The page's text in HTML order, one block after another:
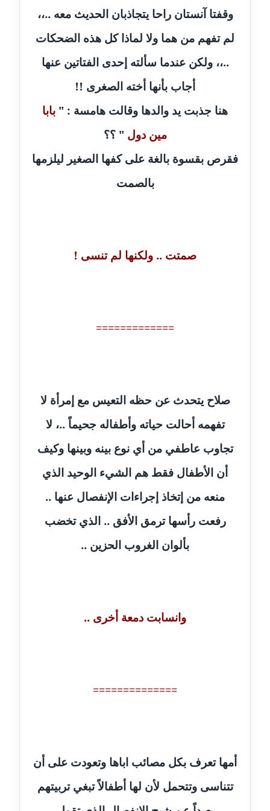
عاملة
مدونة اشرف النجار
مدونة السيده فوزي
مدونة آمال صالح
مدونة أماني عز الدين
مدونة أمل درويش
مدونة أمل زيادة
عاملة
عاملة
مدونة أمل منشاوي
موقوف
مدونة أميرة رفعت
مدونة آيات القاضي
عاملة
وقفتا آنستان راحا يتجاذبان الحديث معه ..،،
لم تفهم من هما ولا لماذا كل هذه الضحكات
..،، ولكن عندما سألته إحدى الفتاتين عنها
أجاب بأنها أخته الصغرى !!
هنا جذبت يد والدها وقالت هامسة : " بابا
مين دول " ؟؟
فقرص بقسوة بالغة على كفها الصغير ليلزمها
بالصمت
صمتت .. ولكنها لم تنسى !
=============
صلاح يتحدث عن حظه التعيس مع إمرأة لا
تفهمه أحالت حياته وأطفاله جحيماً ..، لا
تجاوب عاطفي من أي نوع بينه وبينها وكيف
أن الأطفال فقط هم الشيء الوحيد الذي
منعه من إتخاذ إجراءات الإنفصال عنها ..
رفعت رأسها ترمق الأفق .. الذي تخضب
بألوان الغروب الحزين ..
وانسابت دمعة أخرى ..
==============
أمها تعرف بكل مصائب اباها وتعودت على أن
تتناسى وتتحمل لأن لها أطفالاً تبغي تربيتهم